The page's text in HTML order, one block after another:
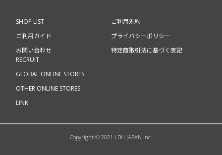
SHOP LIST
ご利用ガイド
お問い合わせ
ご利用規約
プライバシーポリシー
特定商取引法に基づく表記
RECRUIT
GLOBAL ONLINE STORES
OTHER ONLINE STORES
LINK
Copyright © 2021 LDH JAPAN Inc.